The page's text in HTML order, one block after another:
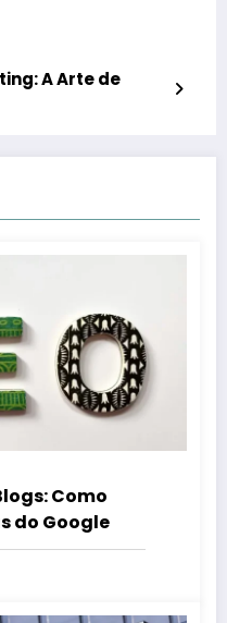
A Arte de
Como
do Google